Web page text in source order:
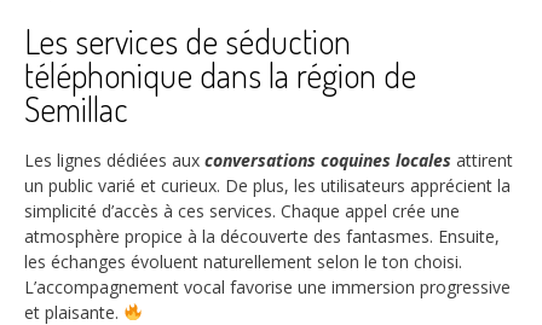
Les services de séduction
téléphonique dans la région de
Semillac
Les lignes dédiées aux conversations coquines locales attirent
un public varié et curieux. De plus, les utilisateurs apprécient la
simplicité d’accès à ces services. Chaque appel crée une
atmosphère propice à la découverte des fantasmes. Ensuite,
les échanges évoluent naturellement selon le ton choisi.
L’accompagnement vocal favorise une immersion progressive
et plaisante.